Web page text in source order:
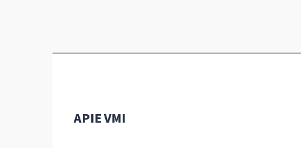
APIE VMI